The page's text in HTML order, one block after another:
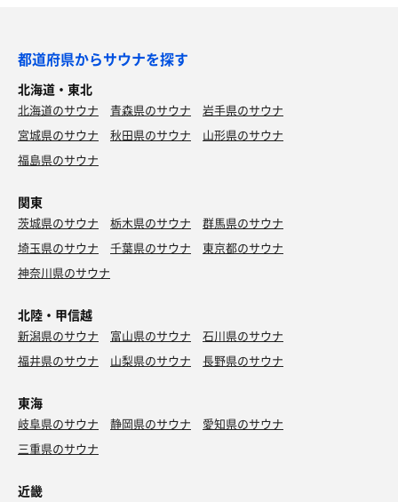
都道府県からサウナを探す
北海道・東北
北海道のサウナ 青森県のサウナ
岩手県のサウナ
宮城県のサウナ
秋田県のサウナ
山形県のサウナ
福島県のサウナ
関東
茨城県のサウナ 栃木県のサウナ
群馬県のサウナ
埼玉県のサウナ
千葉県のサウナ
東京都のサウナ
神奈川県のサウナ
北陸・甲信越
新潟県のサウナ 富山県のサウナ
石川県のサウナ
福井県のサウナ
山梨県のサウナ 長野県のサウナ
東海
岐阜県のサウナ 静岡県のサウナ
愛知県のサウナ
三重県のサウナ
近畿